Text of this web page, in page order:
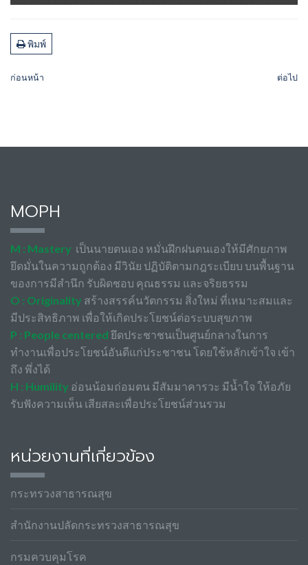
พิมพ์
ก่อนหน้า ต่อไป
MOPH
M : Mastery เป็นนายตนเอง หมั่นฝึกฝนตนเองให้มีศักยภาพ
ยึดมั่นในความถูกต้อง มีวินัย ปฏิบัติตามกฎระเบียบ บนพื้นฐาน
ของการมีสำนึก รับผิดชอบ คุณธรรม และจริยธรรม
O : Originality สร้างสรรค์นวัตกรรม สิ่งใหม่ ที่เหมาะสมและ
มีประสิทธิภาพ เพื่อให้เกิดประโยชน์ต่อระบบสุขภาพ
P : People centered ยึดประชาชนเป็นศูนย์กลางในการ
ทำงานเพื่อประโยชน์อันดีแก่ประชาชน โดยใช้หลักเข้าใจ เข้า
ถึง พึ่งได้
H : Humility อ่อนน้อมถ่อมตน มีสัมมาคารวะ มีน้ำใจ ให้อภัย
รับฟังความเห็น เสียสละเพื่อประโยชน์ส่วนรวม
หน่วยงานที่เกี่ยวข้อง
กระทรวงสาธารณสุข
สำนักงานปลัดกระทรวงสาธารณสุข
กรมควบคุมโรค